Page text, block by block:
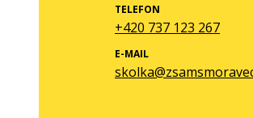
TELEFON
+420 737 123 267
E-MAIL